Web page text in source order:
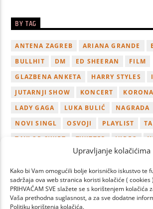
Upravljanje kolačićima
Kako bi Vam omogućili bolje korisničko iskustvo te
sadržaja ova web stranica koristi kolačiće ( cookies
PRIHVAĆAM SVE slažete se s korištenjem kolačića
Vaša prethodna suglasnost, a za sve dodatne
Politiku korištenja kolačića.
BY TAG
ANTENA ZAGREB ARIANA GRANDE
BULLHIT
DM ED SHEERAN
FILM
GLAZBENA ANKETA
HARRY STYLES
JUTARNJI SHOW
KONCERT
LADY GAGA
LUKA BULIĆ NAGRADA
NOVI SINGL
OSVOJI PLAYLIST
TAYLOR SWIFT
TWITTER VIDEO